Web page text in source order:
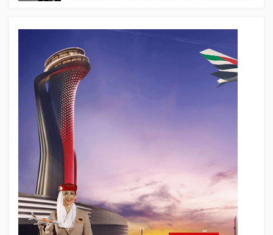
BookingAgora’dan Dubai’ye iki FAM Trip
8 saat önce
AJet Uçuşlarıyla Rus Turist İçin Yeni
Türkiye Rotası
9 saat önce
Airbus Temmuz bilançosunu açıkladı:
204 yeni sipariş
9 saat önce
İstanbul uçağına polis köpeklerle girdi: 3